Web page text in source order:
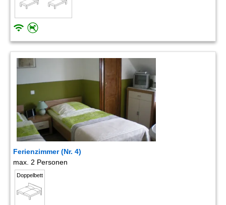
Ferienzimmer (Nr. 4)
max. 2 Personen
Doppelbett